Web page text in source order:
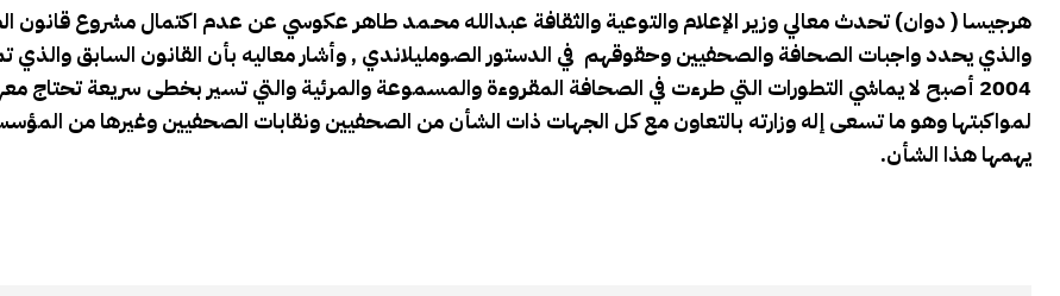
هرجيسا ( دوان) تحدث معالي وزير الإعلام والتوعية والثقافة عبدالله محـمد طاهر عكوسي عن عدم اكتمال مشروع قانون
والذي يحدد واجبات الصحافة والصحفيين وحقوقهم في الدستور الصومليلاندي , وأشار معاليه بأن القانون السابق والذي
2004 أصبح لا يماشي التطورات التي طرءت في الصحافة المقروءة والمسموعة والمرئية والتي تسير بخطى سريعة تحتاج
لمواكبتها وهو ما تسعى إله وزارته بالتعاون مع كل الجهات ذات الشأن من الصحفيين ونقابات الصحفيين وغيرها من
يهمها هذا الشأن.